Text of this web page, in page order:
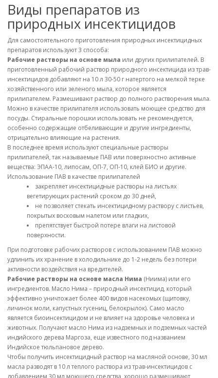
Виды препаратов из
природных инсектицидов
Для самостоятельного приготовления природных инсектицидных
препаратов используют 3 способа:
Рабочие растворы на основе мыла или других прилипателей. В
приготовленный рабочий раствор природного инсектицида из трав-
инсектицидов добавляют на 10 л 30-50 г натертого на мелкой терке
хозяйственного или зеленого мыла, которое является
прилипателем. Размешивают раствор до полного растворения мыла.
Можно в качестве прилипателя использовать моющее средство для
посуды. Стиральные порошки использовать не рекомендуется,
особенно содержащие отбеливающие и другие ингредиенты,
отрицательно влияющие на растения.
В последнее время используют специальные растворы
прилипателей, так называемые ПАВ или поверхностно активные
вещества: ЭПАА-10, липосам, ОП-7, ОП-10, клей БИО и другие.
Использование ПАВ в качестве прилипателей
закрепляет инсектицидные растворы на листьях
вегетирующих растений сроком до 30 дней,
не позволяет стекать инсектицидному раствору с листьев,
покрытых восковым налетом или гладких,
препятствует быстрой потере влаги на листовой
поверхности.
При подготовке рабочих растворов с использованием ПАВ можно
удлинить их хранение в холодильнике до 1-2 недель без потери
активности воздействия на вредителей.
Рабочие растворы на основе масла Нима (Ниима) или его
ингредиентов. Масло Нима – природный инсектицид, который
эффективно уничтожает более 400 видов насекомых (щитовку,
личинок моли, капустных гусениц, белокрылок). Само масло
является биоинсектицидом и не влияет на здоровье человека и
животных. Получают масло Нима из надземных и подземных частей
индийского дерева Маргоза, еще известного под названием
Индийское тюльпановое дерево.
Чтобы получить инсектицидный раствор на масляной основе, 30 мл
масла разводят в 10 л теплого раствора из трав-инсектицидов с